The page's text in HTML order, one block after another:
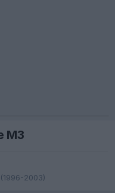
M3
2003)